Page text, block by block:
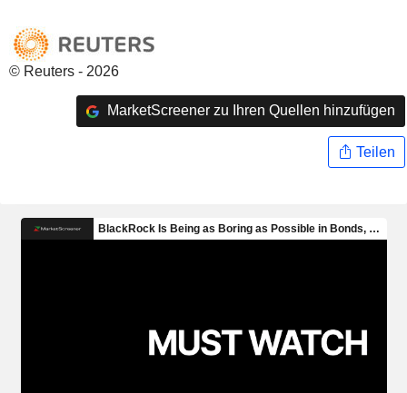
© Reuters - 2026
MarketScreener zu Ihren Quellen hinzufügen
Teilen